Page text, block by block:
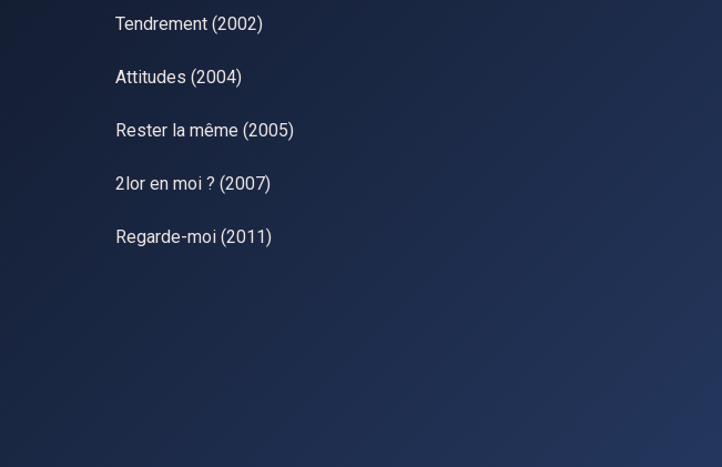
Tendrement (2002)
Attitudes (2004)
Rester la même (2005)
2lor en moi ? (2007)
Regarde-moi (2011)